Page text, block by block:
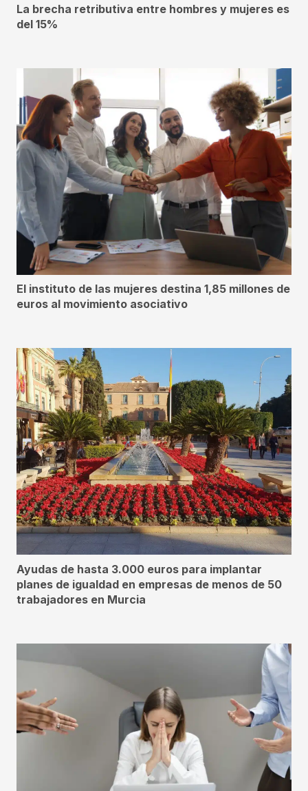
La brecha retributiva entre hombres y mujeres es
del 15%
El instituto de las mujeres destina 1,85 millones de
euros al movimiento asociativo
Ayudas de hasta 3.000 euros para implantar
planes de igualdad en empresas de menos de 50
trabajadores en Murcia